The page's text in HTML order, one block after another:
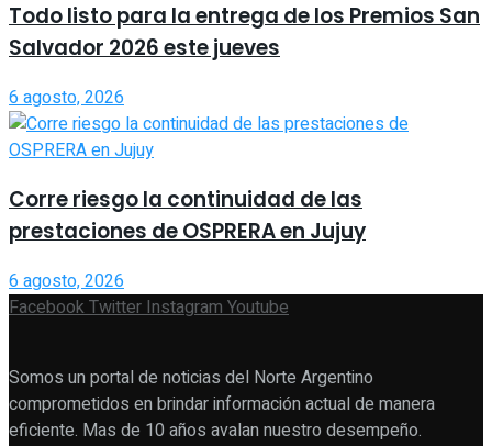
Todo listo para la entrega de los Premios San
Salvador 2026 este jueves
6 agosto, 2026
Corre riesgo la continuidad de las
prestaciones de OSPRERA en Jujuy
6 agosto, 2026
FacebookTwitterInstagramYoutube
Somos un portal de noticias del Norte Argentino
comprometidos en brindar información actual de manera
eficiente. Mas de 10 años avalan nuestro desempeño.